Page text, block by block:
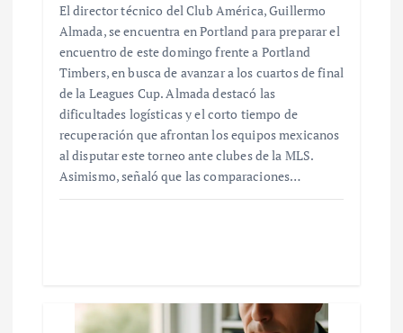
El director técnico del Club América, Guillermo
Almada, se encuentra en Portland para preparar el
encuentro de este domingo frente a Portland
Timbers, en busca de avanzar a los cuartos de final
de la Leagues Cup. Almada destacó las
dificultades logísticas y el corto tiempo de
recuperación que afrontan los equipos mexicanos
al disputar este torneo ante clubes de la MLS.
Asimismo, señaló que las comparaciones…